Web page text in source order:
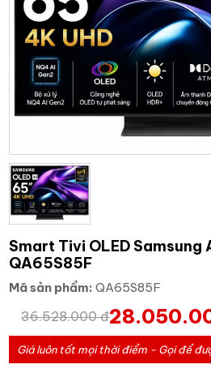
Smart Tivi OLED Samsung
QA65S85F
Mã sản phẩm:QA65S85F
36.528.000 đ
Giá luôn tốt mọi thời điểm - Gọi để